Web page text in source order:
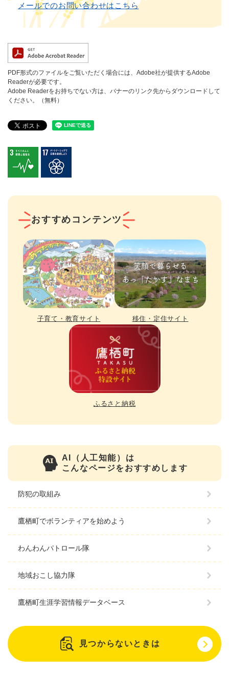
メールでのお問い合わせはこちら
PDF形式のファイルをご覧いただく場合には、Adobe社が提供するAdobe
Readerが必要です。
Adobe Readerをお持ちでない方は、バナーのリンク先からダウンロードして
ください。（無料）
おすすめコンテンツ
子育て・教育サイト 移住・定住サイト
ふるさと納税
AI（人工知能）は
こんなページをおすすめします
防犯の取組み
鷹栖町でボランティアを始めよう
わんわんパトロール隊
地域おこし協力隊
鷹栖町生涯学習情報データベース
見つからないときは